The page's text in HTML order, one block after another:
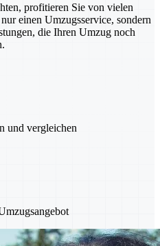
profitieren Sie von vielen
einen Umzugsservice, sondern
die Ihren Umzug noch
und vergleichen